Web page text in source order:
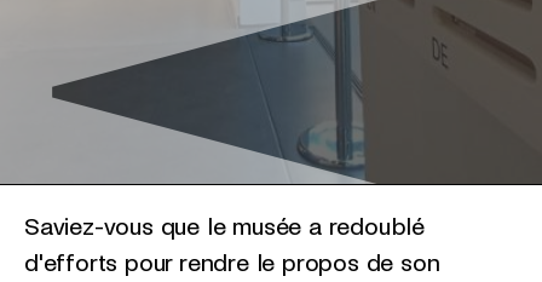
Saviez-vous que le musée a redoublé
d'efforts pour rendre le propos de son